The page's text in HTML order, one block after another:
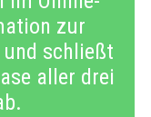
zur
schließt
aller drei